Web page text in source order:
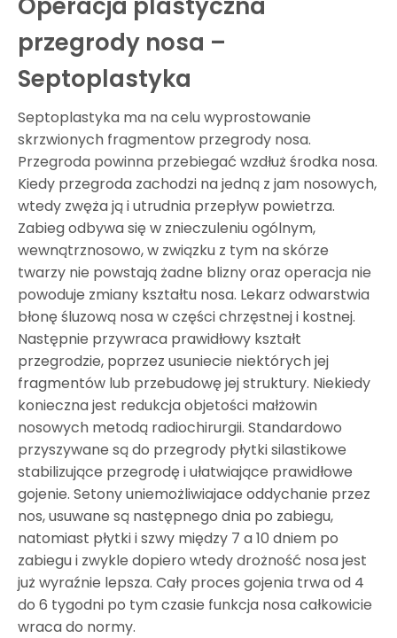
przegrody nosa –
Septoplastyka
Septoplastyka ma na celu wyprostowanie
skrzwionych fragmentow przegrody nosa.
Przegroda powinna przebiegać wzdłuż środka nosa.
Kiedy przegroda zachodzi na jedną z jam nosowych,
wtedy zwęża ją i utrudnia przepływ powietrza.
Zabieg odbywa się w znieczuleniu ogólnym,
wewnątrznosowo, w związku z tym na skórze
twarzy nie powstają żadne blizny oraz operacja nie
powoduje zmiany kształtu nosa. Lekarz odwarstwia
błonę śluzową nosa w części chrzęstnej i kostnej.
Następnie przywraca prawidłowy kształt
przegrodzie, poprzez usuniecie niektórych jej
fragmentów lub przebudowę jej struktury. Niekiedy
konieczna jest redukcja objetości małżowin
nosowych metodą radiochirurgii. Standardowo
przyszywane są do przegrody płytki silastikowe
stabilizujące przegrodę i ułatwiające prawidłowe
gojenie. Setony uniemożliwiajace oddychanie przez
nos, usuwane są następnego dnia po zabiegu,
natomiast płytki i szwy między 7 a 10 dniem po
zabiegu i zwykle dopiero wtedy drożność nosa jest
już wyraźnie lepsza. Cały proces gojenia trwa od 4
do 6 tygodni po tym czasie funkcja nosa całkowicie
wraca do normy.